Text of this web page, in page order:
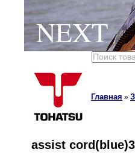
NEXT
Главная »
assist